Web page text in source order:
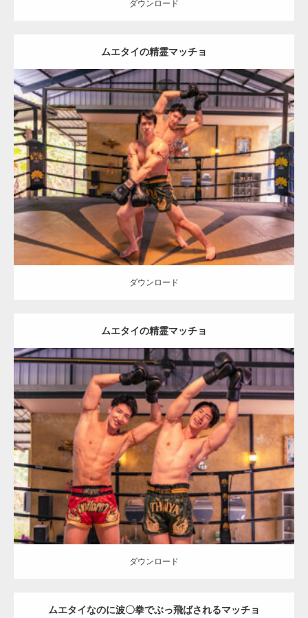
ダウンロード
ムエタイの精霊マッチョ
Update:2023.09.8
Category:ムエタイのマッチョ in チェンマイ(タイ) オレンジの人
AKIHITO(細マッチョ) SOSUKE チェンマイ(タイ)
ダウンロード
ダウンロード
ムエタイの精霊マッチョ
Update: 2023.09.8
ムエタイのマッチョ in チェンマイ(タイ) オレンジの人
AKIHITO(細マッチョ) SOSUKE チェンマイ(タイ)
ダウンロード
ダウンロード
ムエタイなのに波〇拳でぶっ飛ばされるマッチョ